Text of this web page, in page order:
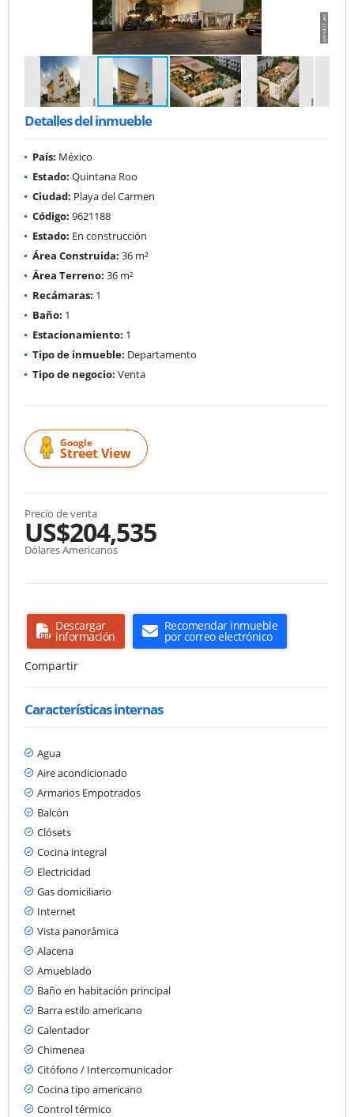
Detalles del inmueble
País: México
Estado: Quintana Roo
Ciudad: Playa del Carmen
Código: 9621188
Estado: En construcción
Área Construida: 36 m²
Área Terreno: 36 m²
Recámaras: 1
Baño: 1
Estacionamiento: 1
Tipo de inmueble: Departamento
Tipo de negocio: Venta
Google
Street View
Precio de venta
US$204,535
Dólares Americanos
Descargar
información
Recomendar inmueble
por correo electrónico
Compartir
Características internas
Agua
Aire acondicionado
Armarios Empotrados
Balcón
Clósets
Cocina integral
Electricidad
Gas domiciliario
Internet
Vista panorámica
Alacena
Amueblado
Baño en habitación principal
Barra estilo americano
Calentador
Chimenea
Citófono / Intercomunicador
Cocina tipo americano
Control térmico